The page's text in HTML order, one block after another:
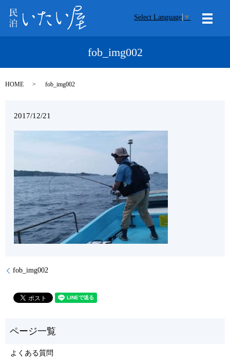
Select Language ▼
メニ
fob_img002
HOME fob_img002
2017/12/21
fob_img002
よくある質問